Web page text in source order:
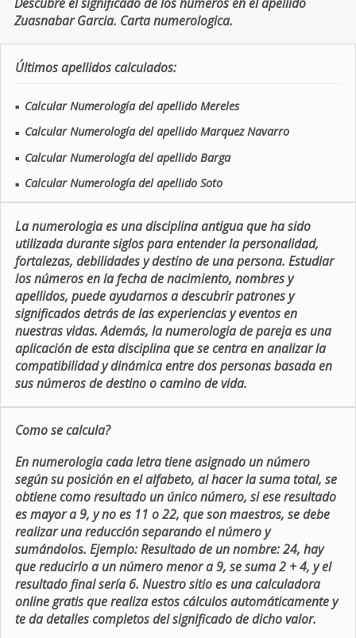
Zuasnabar Garcia. Carta numerologica.
Últimos apellidos calculados:
■ Calcular Numerología del apellido Mereles
■ Calcular Numerología del apellido Marquez Navarro
■ Calcular Numerología del apellido Barga
■ Calcular Numerología del apellido Soto
La numerologia es una disciplina antigua que ha sido
utilizada durante siglos para entender la personalidad,
fortalezas, debilidades y destino de una persona. Estudiar
los números en la fecha de nacimiento, nombres y
apellidos, puede ayudarnos a descubrir patrones y
significados detrás de las experiencias y eventos en
nuestras vidas. Además, la numerologia de pareja es una
aplicación de esta disciplina que se centra en analizar la
compatibilidad y dinámica entre dos personas basada en
sus números de destino o camino de vida.
Como se calcula?
En numerologia cada letra tiene asignado un número
según su posición en el alfabeto, al hacer la suma total, se
obtiene como resultado un único número, si ese resultado
es mayor a 9, y no es 11 o 22, que son maestros, se debe
realizar una reducción separando el número y
sumándolos. Ejemplo: Resultado de un nombre: 24, hay
que reducirlo a un número menor a 9, se suma 2 + 4, y el
resultado final sería 6. Nuestro sitio es una calculadora
online gratis que realiza estos cálculos automáticamente y
te da detalles completos del significado de dicho valor.